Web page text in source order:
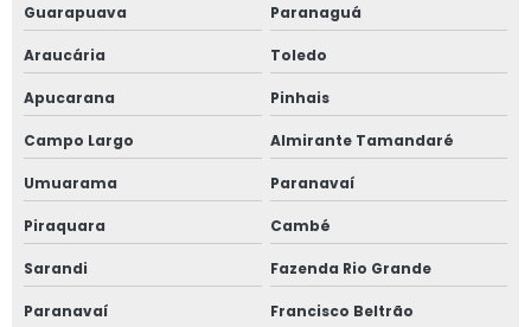
Guarapuava Paranaguá
Araucária Toledo
Apucarana Pinhais
Campo Largo Almirante Tamandaré
Umuarama Paranavaí
Piraquara Cambé
Sarandi Fazenda Rio Grande
Paranavaí Francisco Beltrão